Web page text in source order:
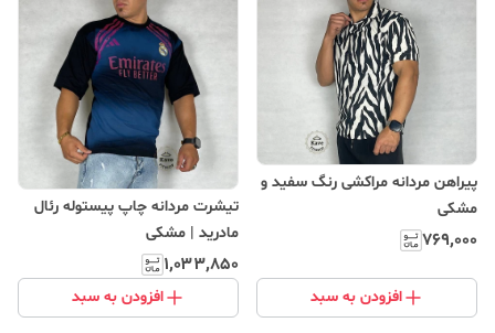
پیراهن مردانه مراکشی رنگ سفید و
مشکی
۷۶۹٬۰۰۰
افزودن به سبد
تیشرت مردانه چاپ پیستوله رئال
مادرید | مشکی
۱٬۰۳۳٬۸۵۰
افزودن به سبد